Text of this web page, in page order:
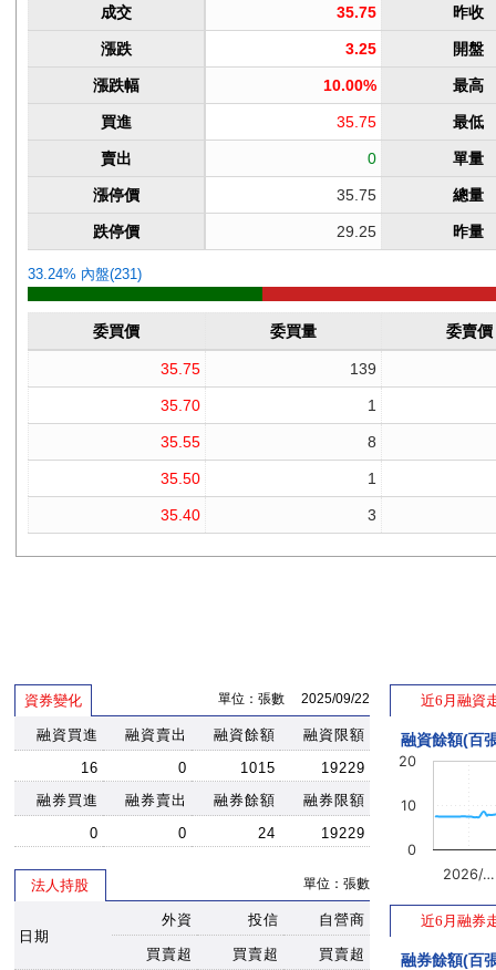
資券變化 單位：張數 2025/09/22
融資買進 融資賣出 融資餘額
融資限額
16
0 1015
19229
融券買進
融券賣出 融券餘額
融券限額
0
0 24 19229
法人持股 單位：張數
日期
外資 投信 自營商
買賣超 買賣超
買賣超
近6月融資
融資餘額(百
2026/…
0
10
20
近6月融券
融券餘額(百